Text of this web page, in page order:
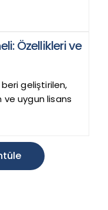
Özellikleri ve
geliştirilen,
ve uygun lisans